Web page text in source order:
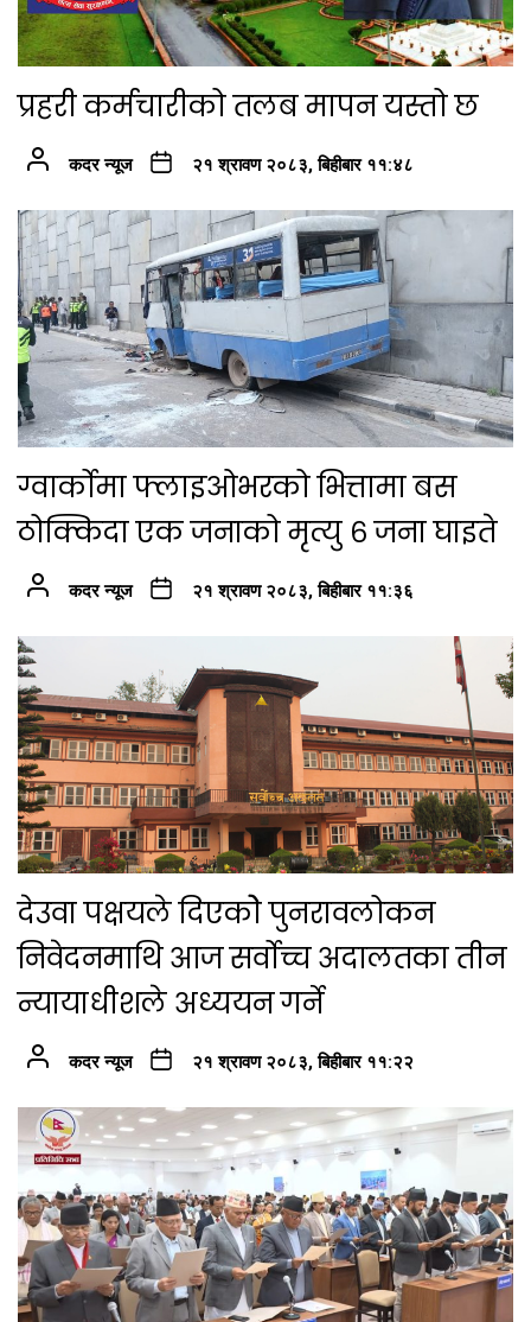
प्रहरी कर्मचारीको तलब मापन यस्तो छ
कदर न्यूज २१ श्रावण २०८३, बिहीबार ११:४८
ग्वार्कोमा फ्लाइओभरको भित्तामा बस
ठोक्किदा एक जनाको मृत्यु ६ जना घाइते
कदर न्यूज २१ श्रावण २०८३, बिहीबार ११:३६
देउवा पक्षयले दिएकोे पुनरावलोकन
निवेदनमाथि आज सर्वोच्च अदालतका तीन
न्यायाधीशले अध्ययन गर्ने
कदर न्यूज २१ श्रावण २०८३, बिहीबार ११:२२